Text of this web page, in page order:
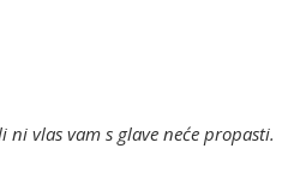
vlas vam s glave neće propasti.